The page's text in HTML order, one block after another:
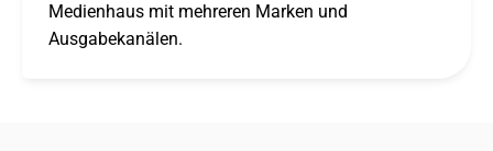
Medienhaus mit mehre­ren Marken und
Ausgabekanälen.